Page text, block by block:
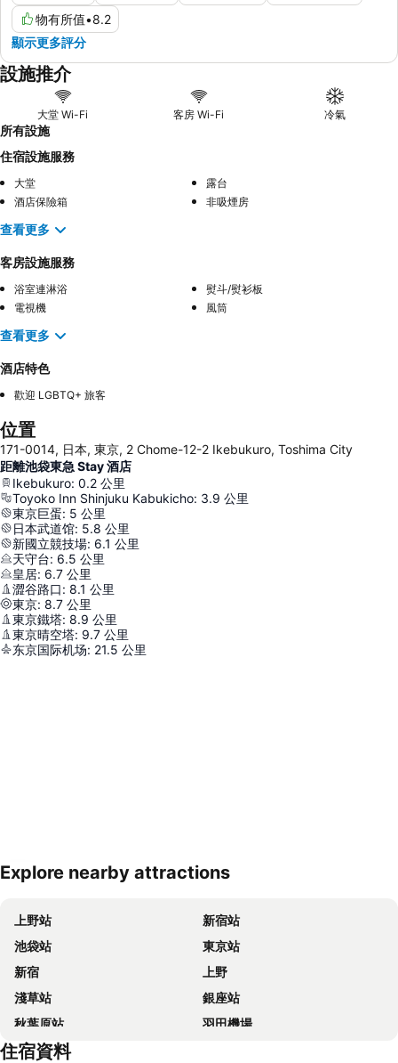
物有所值•8.2
顯示更多評分
設施推介
大堂 Wi-Fi 客房 Wi-Fi 冷氣
所有設施
住宿設施服務
大堂
露台
酒店保險箱
非吸煙房
查看更多
客房設施服務
浴室連淋浴
熨斗/熨衫板
電視機
風筒
查看更多
酒店特色
歡迎 LGBTQ+ 旅客
位置
171-0014, 日本, 東京, 2 Chome-12-2 Ikebukuro, Toshima City
距離池袋東急 Stay 酒店
Ikebukuro: 0.2 公里
Toyoko Inn Shinjuku Kabukicho: 3.9 公里
東京巨蛋: 5 公里
日本武道馆: 5.8 公里
新國立競技場: 6.1 公里
天守台: 6.5 公里
皇居: 6.7 公里
澀谷路口: 8.1 公里
東京: 8.7 公里
東京鐵塔: 8.9 公里
東京晴空塔: 9.7 公里
东京国际机场: 21.5 公里
展開地圖
Explore nearby attractions
上野站
新宿站
池袋站
東京站
新宿
上野
淺草站
銀座站
秋葉原站
羽田機場
品川站
住宿資料